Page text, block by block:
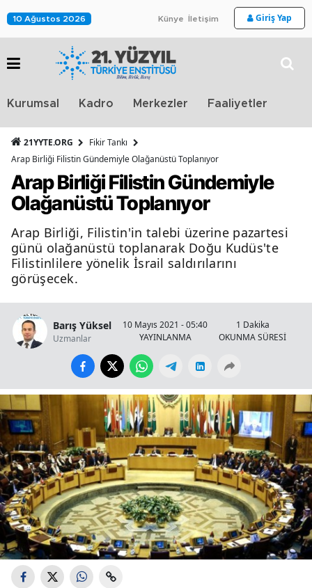
10 Ağustos 2026 Künye İletişim Giriş Yap
Kurumsal Kadro Merkezler Faaliyetler
21YYTE.ORG
Fikir Tankı
Arap Birliği Filistin Gündemiyle Olağanüstü Toplanıyor
Arap Birliği Filistin Gündemiyle
Olağanüstü Toplanıyor
Arap Birliği, Filistin'in talebi üzerine pazartesi
günü olağanüstü toplanarak Doğu Kudüs'te
Filistinlilere yönelik İsrail saldırılarını
görüşecek.
Barış Yüksel
Uzmanlar
10 Mayıs 2021 - 05:40
YAYINLANMA
1 Dakika
OKUNMA SÜRESİ